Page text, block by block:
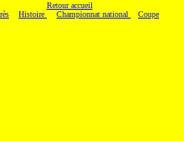
Retour accueil
Histoire Championnat national Coupe